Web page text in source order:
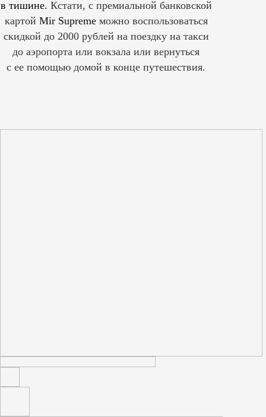
в тишине. Кстати, с премиальной банковской
картой Mir Supreme можно воспользоваться
скидкой до 2000 рублей на поездку на такси
до аэропорта или вокзала или вернуться
с ее помощью домой в конце путешествия.